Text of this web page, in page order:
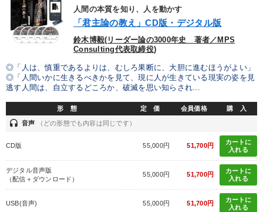
人間の本質を知り、人を動かす
「君主論の教え」CD版・デジタル版
鈴木博毅(リーダー論の3000年史 著者／MPS
Consulting代表取締役)
◎「人は、慎重であるよりは、むしろ果断に、大胆に進むほうがよい」
◎「人間いかに生きるべきかを見て、現に人が生きている現実の姿を見
逃す人間は、自立するどころか、破滅を思い知らされ...
形 態 定 価 会員価格 購 入
headset 音声 （どの形態でも内容は同じです）
CD版 55,000円 51,700円
カートに
入れる
デジタル音声版
（配信＋ダウンロード）
55,000円 51,700円
カートに
入れる
USB(音声) 55,000円 51,700円
カートに
入れる